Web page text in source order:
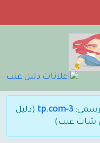
3-tp.com
(دليل
شات عتب)